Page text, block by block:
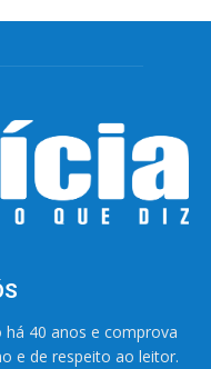
40 anos e comprova
e de respeito ao leitor.